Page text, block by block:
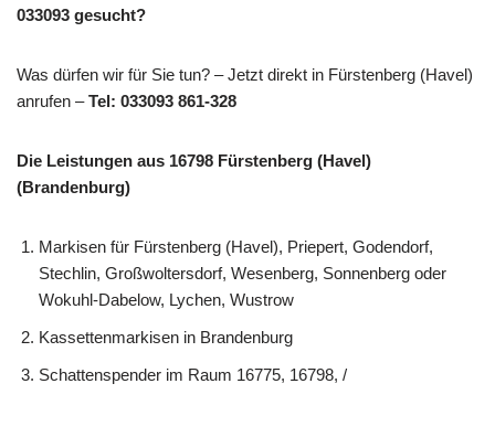
033093 gesucht?
Was dürfen wir für Sie tun? – Jetzt direkt in Fürstenberg (Havel)
anrufen –Tel: 033093 861-328
Die Leistungen aus 16798 Fürstenberg (Havel)
(Brandenburg)
Markisen für Fürstenberg (Havel), Priepert, Godendorf,
Stechlin, Großwoltersdorf, Wesenberg, Sonnenberg oder
Wokuhl-Dabelow, Lychen, Wustrow
Kassettenmarkisen in Brandenburg
Schattenspender im Raum 16775, 16798, /